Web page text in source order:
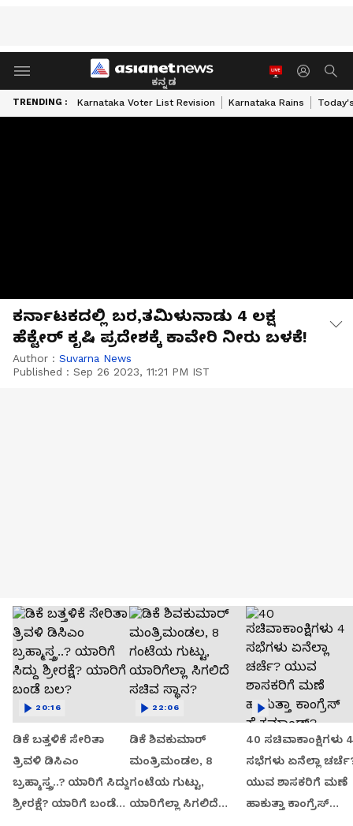
ಕನ್ನಡ
TRENDING : Karnataka Voter List Revision Karnataka Rains
ಕರ್ನಾಟಕದಲ್ಲಿ ಬರ,ತಮಿಳುನಾಡು 4 ಲಕ್ಷ
ಹೆಕ್ಟೇರ್ ಕೃಷಿ ಪ್ರದೇಶಕ್ಕೆ ಕಾವೇರಿ ನೀರು ಬಳಕೆ!
Author : Suvarna News
Published : Sep 26 2023, 11:21 PM IST
ಡಿಕೆ ಬತ್ತಳಿಕೆ ಸೇರಿತಾ
ತ್ರಿವಳಿ ಡಿಸಿಎಂ
ಬ್ರಹ್ಮಾಸ್ತ್ರ..? ಯಾರಿಗೆ ಸಿದ್ದು
ಶ್ರೀರಕ್ಷೆ? ಯಾರಿಗೆ ಬಂಡೆ
20:16
ಡಿಕೆ ಶಿವಕುಮಾರ್
ಮಂತ್ರಿಮಂಡಲ, 8
ಗಂಟೆಯ ಗುಟ್ಟು,
ಯಾರಿಗೆಲ್ಲಾ ಸಿಗಲಿದೆ
22:06
40 ಸಚಿವಾಕಾಂಕ್ಷಿಗಳು 4
ಸಭೆಗಳು ಏನೆಲ್ಲಾ
ಯುವ ಶಾಸಕರಿಗೆ ಮಣೆ
ಹಾಕುತ್ತಾ ಕಾಂಗ್ರೆಸ್